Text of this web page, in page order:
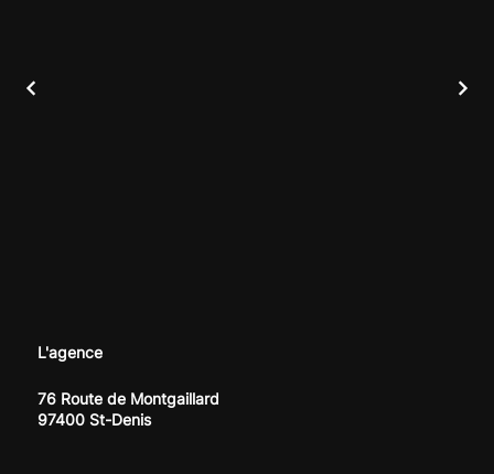
L'agence
76 Route de Montgaillard
97400 St-Denis